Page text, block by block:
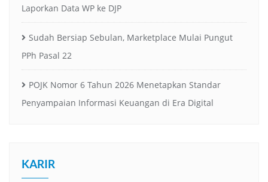
Laporkan Data WP ke DJP
Sudah Bersiap Sebulan, Marketplace Mulai Pungut
PPh Pasal 22
POJK Nomor 6 Tahun 2026 Menetapkan Standar
Penyampaian Informasi Keuangan di Era Digital
KARIR